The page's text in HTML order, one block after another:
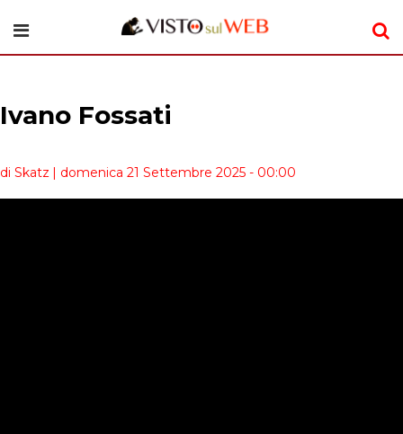
Ivano Fossati
di Skatz | domenica 21 Settembre 2025 - 00:00